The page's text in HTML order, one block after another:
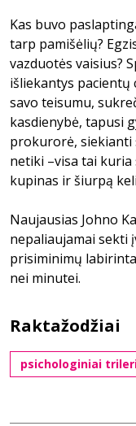
Kas buvo
tarp pamišėlių?
vazduotės vaisius?
išliekantys
savo teisumu,
kasdienybė, tapusi
prokurorė, siekianti
netiki –visa tai
kupinas ir šiurpą
Naujausias Johno
nepaliaujamai sekti
prisiminimų
nei minutei.
Raktažodžiai
psichologiniai